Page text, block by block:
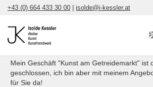
Direkt
+43 (0) 664 433 30 00 | isolde@i-kessler.at
Mein Geschäft "Kunst am Getreidemarkt" ist
geschlossen, ich bin aber mit meinem
für Sie da!